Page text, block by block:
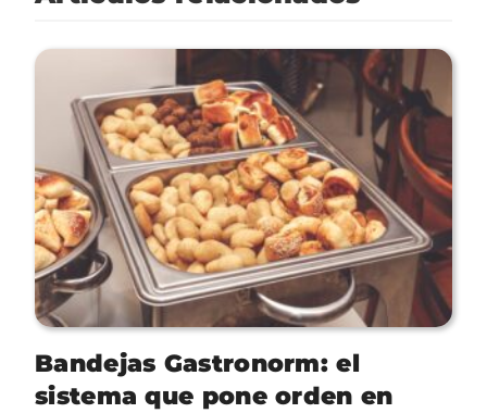
Bandejas Gastronorm: el
sistema que pone orden en